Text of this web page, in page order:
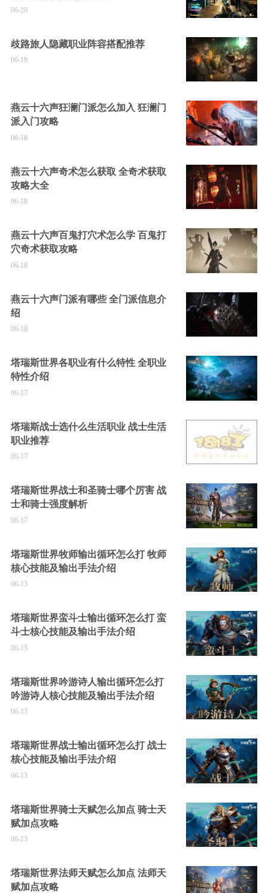
06-20
歧路旅人隐藏职业阵容搭配推荐
06-18
燕云十六声狂澜门派怎么加入 狂澜门
派入门攻略
06-18
燕云十六声奇术怎么获取 全奇术获取
攻略大全
06-18
燕云十六声百鬼打穴术怎么学 百鬼打
穴奇术获取攻略
06-18
燕云十六声门派有哪些 全门派信息介
绍
06-18
塔瑞斯世界各职业有什么特性 全职业
特性介绍
06-17
塔瑞斯战士选什么生活职业 战士生活
职业推荐
06-17
塔瑞斯世界战士和圣骑士哪个厉害 战
士和骑士强度解析
06-17
塔瑞斯世界牧师输出循环怎么打 牧师
核心技能及输出手法介绍
06-13
塔瑞斯世界蛮斗士输出循环怎么打 蛮
斗士核心技能及输出手法介绍
06-13
塔瑞斯世界吟游诗人输出循环怎么打
吟游诗人核心技能及输出手法介绍
06-13
塔瑞斯世界战士输出循环怎么打 战士
核心技能及输出手法介绍
06-13
塔瑞斯世界骑士天赋怎么加点 骑士天
赋加点攻略
06-13
塔瑞斯世界法师天赋怎么加点 法师天
赋加点攻略